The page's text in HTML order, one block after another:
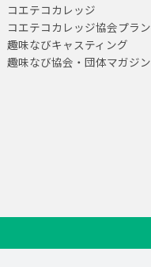
コエテコカレッジ
コエテコカレッジ協会プラン
趣味なびキャスティング
趣味なび協会・団体マガジン